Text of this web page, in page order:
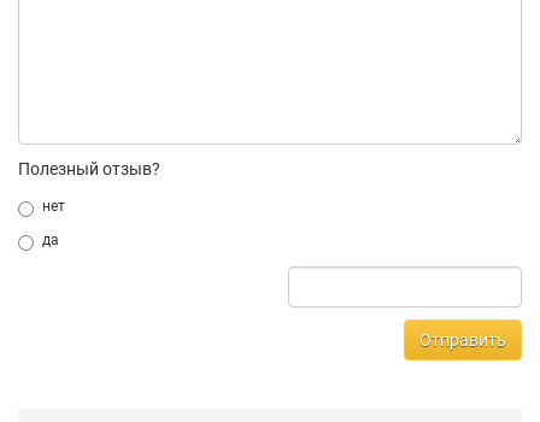
Полезный отзыв?
нет
да
Отправить